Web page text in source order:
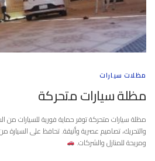
مظلات سيارات
مظلة سيارات متحركة
مظلة سيارات متحركة توفر حماية فورية للسيارات من
والتحريك، تصاميم عصرية وأنيقة. تحافظ على السيارة
ومريحة للمنازل والشركات.